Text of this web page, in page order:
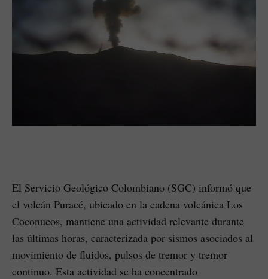
El Servicio Geológico Colombiano (SGC) informó que
el volcán Puracé, ubicado en la cadena volcánica Los
Coconucos, mantiene una actividad relevante durante
las últimas horas, caracterizada por sismos asociados al
movimiento de fluidos, pulsos de tremor y tremor
continuo. Esta actividad se ha concentrado